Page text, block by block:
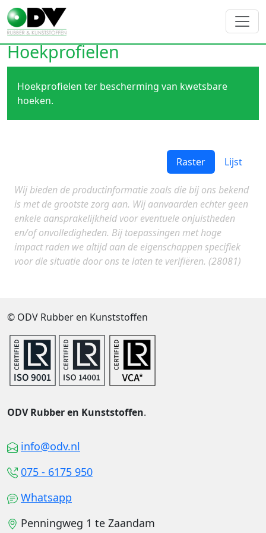
Hoekprofielen
Hoekprofielen ter bescherming van kwetsbare
hoeken.
Raster Lijst
Wij bieden de productinformatie zoals die bij ons bekend
is met de grootste zorg aan. Wij aanvaarden echter geen
enkele aansprakelijkheid voor eventuele onjuistheden
en/of onvolledigheden. Bij toepassingen met hoge
impact raden we altijd aan de eigenschappen specifiek
voor die situatie door ons te laten te verifiëren. (28081)
© ODV Rubber en Kunststoffen
ODV Rubber en Kunststoffen.
info@odv.nl
075 - 6175 950
Whatsapp
Penningweg 1 te Zaandam